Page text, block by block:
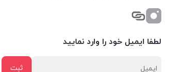
لطفا ایمیل خود را وارد نمایید